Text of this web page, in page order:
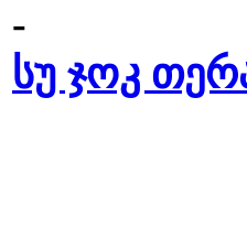
-
სუ ჯოკ